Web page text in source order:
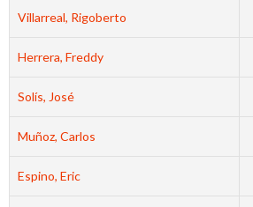
Villarreal, Rigoberto
Herrera, Freddy
Solís, José
Muñoz, Carlos
Espino, Eric